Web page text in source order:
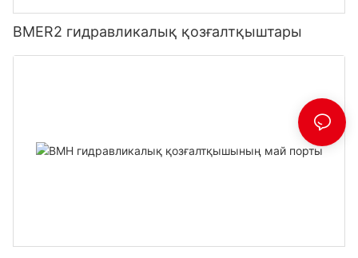
BMER2 гидравликалық қозғалтқыштары